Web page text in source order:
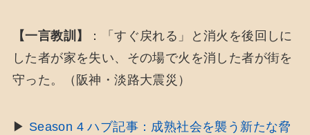
【一言教訓】
：「すぐ戻れる」と消火を後回しに
した者が家を失い、その場で火を消した者が街を
守った。（阪神・淡路大震災）
▶ Season 4 ハブ記事：成熟社会を襲う新たな脅